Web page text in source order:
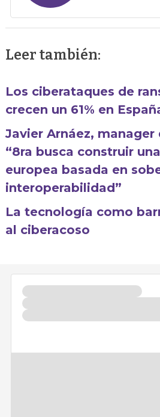
Leer también:
Los ciberataques de
crecen un 61% en
Javier Arnáez, manager
“8ra busca construir una
europea basada en
interoperabilidad”
La tecnología como
al ciberacoso